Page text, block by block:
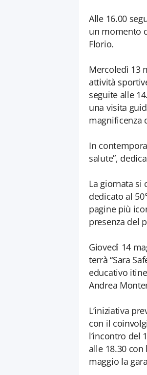
Alle 16.00
un momento
Florio.
Mercoledì 13
attività
seguite alle
una visita
magnificenza
In
salute”,
La giornata si
dedicato al
pagine più
presenza del
Giovedì 14
terrà “Sara
educativo
Andrea
L’iniziativa
con il
l’incontro del
alle 18.30
maggio la